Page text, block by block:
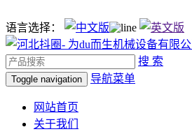
语言选择：
搜 索
Toggle navigation 导航菜单
网站首页
关于我们